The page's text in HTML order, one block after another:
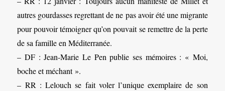
autres gourdasses regrettant de ne pas avoir été une migrante
pour pouvoir témoigner qu’on pouvait se remettre de la perte
de sa famille en Méditerranée.
– DF : Jean-Marie Le Pen publie ses mémoires : « Moi,
boche et méchant ».
– RR : Lelouch se fait voler l’unique exemplaire de son